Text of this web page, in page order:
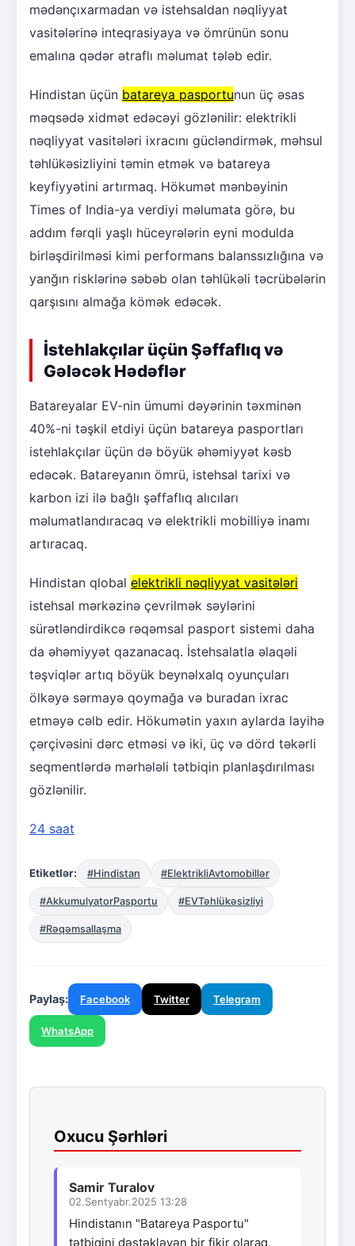
mədənçıxarmadan və istehsaldan nəqliyyat
vasitələrinə inteqrasiyaya və ömrünün sonu
emalına qədər ətraflı məlumat tələb edir.
Hindistan üçün batareya pasportunun üç əsas
məqsədə xidmət edəcəyi gözlənilir: elektrikli
nəqliyyat vasitələri ixracını gücləndirmək, məhsul
təhlükəsizliyini təmin etmək və batareya
keyfiyyətini artırmaq. Hökumət mənbəyinin
Times of India-ya verdiyi məlumata görə, bu
addım fərqli yaşlı hüceyrələrin eyni modulda
birləşdirilməsi kimi performans balanssızlığına və
yanğın risklərinə səbəb olan təhlükəli təcrübələrin
qarşısını almağa kömək edəcək.
İstehlakçılar üçün Şəffaflıq və
Gələcək Hədəflər
Batareyalar EV-nin ümumi dəyərinin təxminən
40%-ni təşkil etdiyi üçün batareya pasportları
istehlakçılar üçün də böyük əhəmiyyət kəsb
edəcək. Batareyanın ömrü, istehsal tarixi və
karbon izi ilə bağlı şəffaflıq alıcıları
məlumatlandıracaq və elektrikli mobilliyə inamı
artıracaq.
Hindistan qlobal elektrikli nəqliyyat vasitələri
istehsal mərkəzinə çevrilmək səylərini
sürətləndirdikcə rəqəmsal pasport sistemi daha
da əhəmiyyət qazanacaq. İstehsalatla əlaqəli
təşviqlər artıq böyük beynəlxalq oyunçuları
ölkəyə sərmayə qoymağa və buradan ixrac
etməyə cəlb edir. Hökumətin yaxın aylarda layihə
çərçivəsini dərc etməsi və iki, üç və dörd təkərli
seqmentlərdə mərhələli tətbiqin planlaşdırılması
gözlənilir.
24 saat
Etiketlər: #Hindistan #ElektrikliAvtomobillər
#AkkumulyatorPasportu #EVTəhlükəsizliyi
#Rəqəmsallaşma
Paylaş: Facebook Twitter Telegram
WhatsApp
Oxucu Şərhləri
Samir Turalov
02.Sentyabr.2025 13:28
Hindistanın "Batareya Pasportu"
tətbiqini dəstəkləyən bir fikir olaraq,